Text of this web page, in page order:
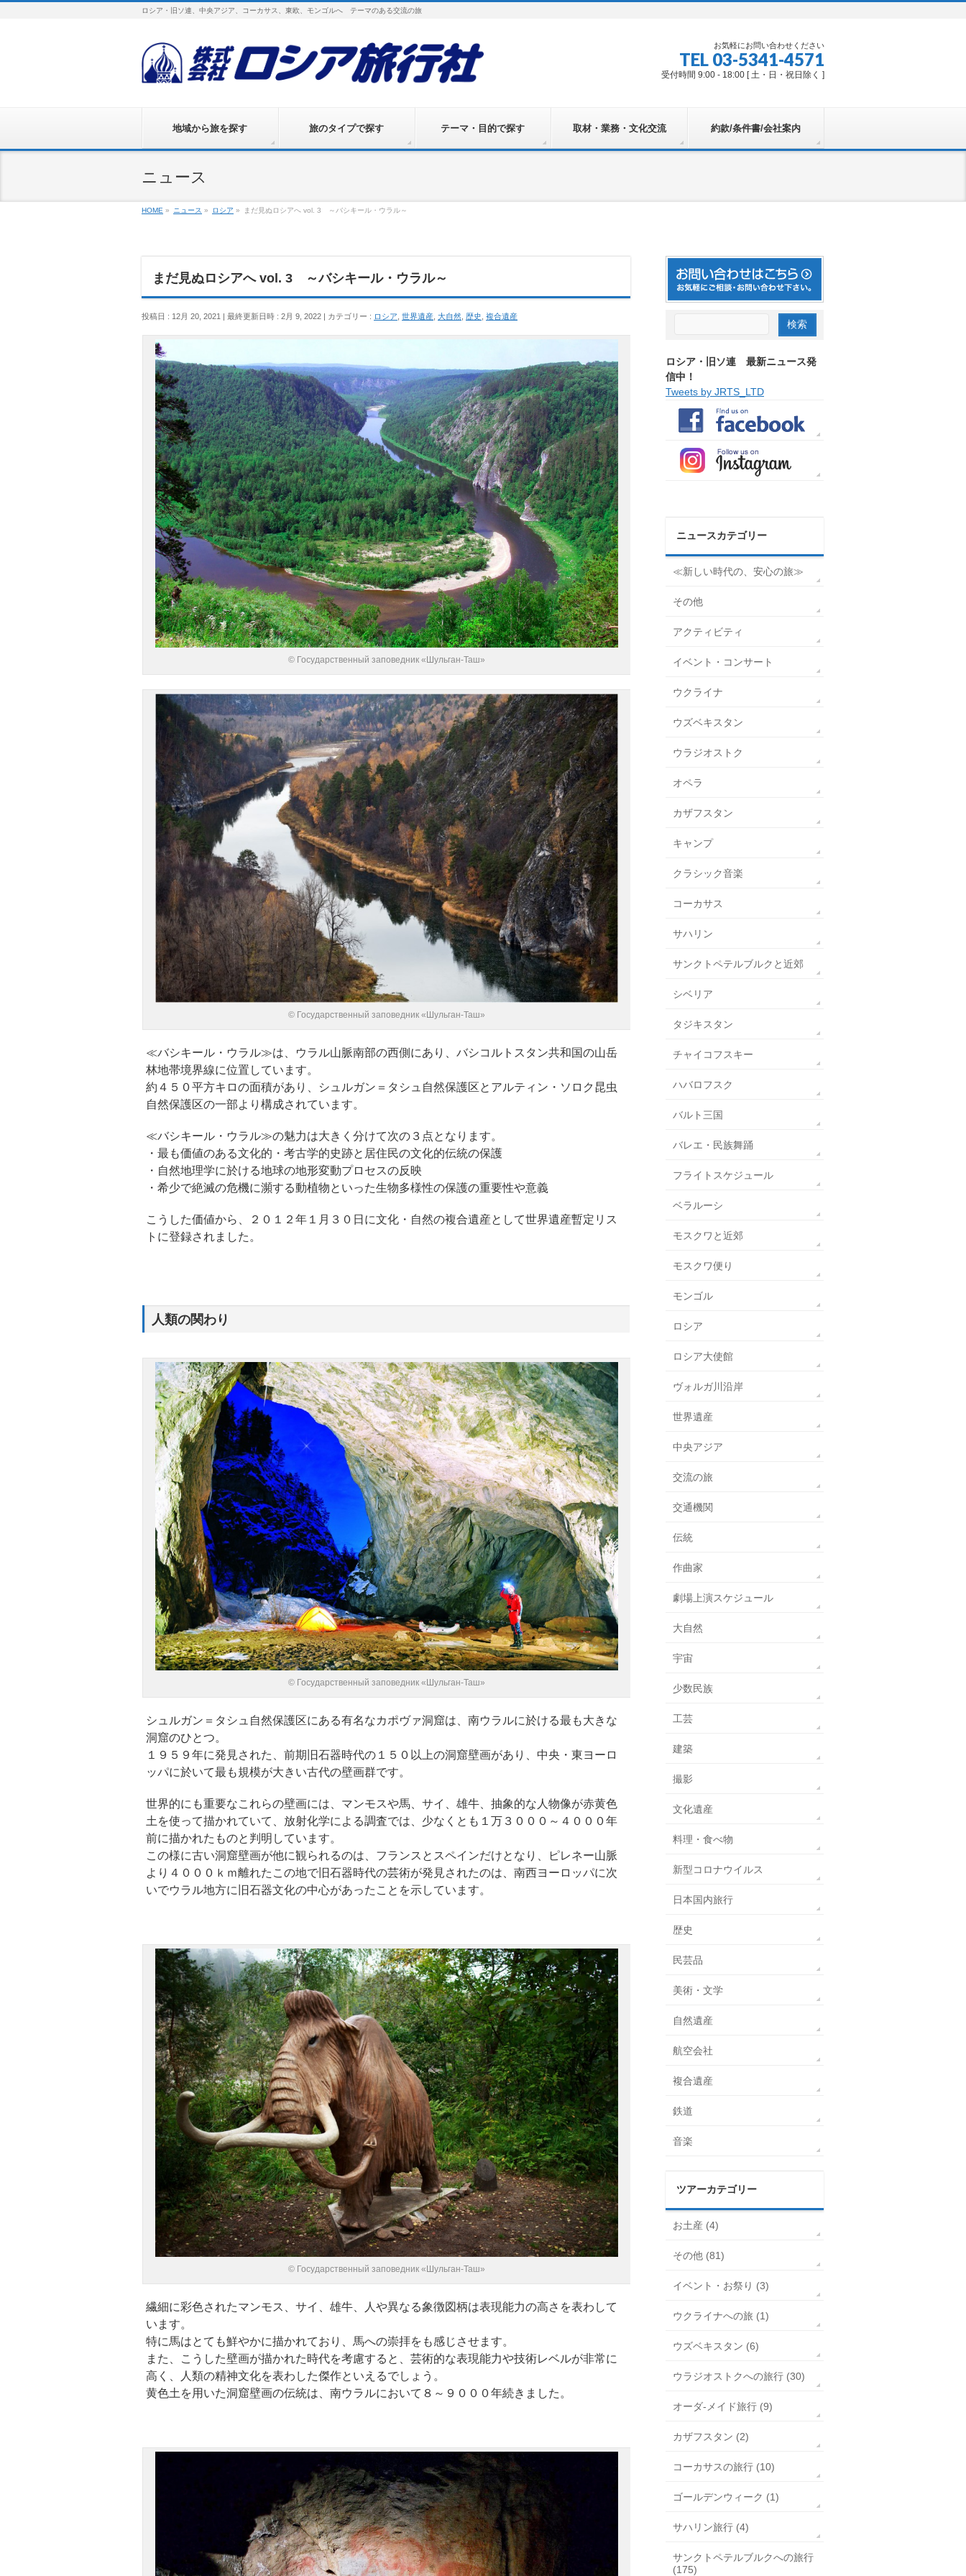
ロシア・旧ソ連、中央アジア、コーカサス、東欧、モンゴルへ テーマのある交流の旅
お気軽にお問い合わせください
TEL 03-5341-4571
受付時間 9:00 - 18:00 [ 土・日・祝日除く ]
地域から旅を探す 旅のタイプで探す テーマ・目的で探す 取材・業務・文化交流 約款/条件書/会社案内
ニュース
HOME » ニュース » ロシア » まだ見ぬロシアへ vol. 3 ～バシキール・ウラル～
まだ見ぬロシアへ vol. 3 ～バシキール・ウラル～
投稿日 : 12月 20, 2021 最終更新日時 : 2月 9, 2022 カテゴリー : ロシア 世界遺産 大自然 歴史 複合遺産
© Государственный заповедник «Шульган-Таш»
© Государственный заповедник «Шульган-Таш»
≪バシキール・ウラル≫は、ウラル山脈南部の西側にあり、バシコルトスタン共和国の山岳
林地帯境界線に位置しています。
約４５０平方キロの面積があり、シュルガン＝タシュ自然保護区とアルティン・ソロク昆虫
自然保護区の一部より構成されています。
≪バシキール・ウラル≫の魅力は大きく分けて次の３点となります。
・最も価値のある文化的・考古学的史跡と居住民の文化的伝統の保護
・自然地理学に於ける地球の地形変動プロセスの反映
・希少で絶滅の危機に瀕する動植物といった生物多様性の保護の重要性や意義
こうした価値から、２０１２年１月３０日に文化・自然の複合遺産として世界遺産暫定リス
トに登録されました。
人類の関わり
© Государственный заповедник «Шульган-Таш»
シュルガン＝タシュ自然保護区にある有名なカポヴァ洞窟は、南ウラルに於ける最も大きな
洞窟のひとつ。
１９５９年に発見された、前期旧石器時代の１５０以上の洞窟壁画があり、中央・東ヨーロ
ッパに於いて最も規模が大きい古代の壁画群です。
世界的にも重要なこれらの壁画には、マンモスや馬、サイ、雄牛、抽象的な人物像が赤黄色
土を使って描かれていて、放射化学による調査では、少なくとも１万３０００～４０００年
前に描かれたものと判明しています。
この様に古い洞窟壁画が他に観られるのは、フランスとスペインだけとなり、ピレネー山脈
より４０００ｋｍ離れたこの地で旧石器時代の芸術が発見されたのは、南西ヨーロッパに次
いでウラル地方に旧石器文化の中心があったことを示しています。
© Государственный заповедник «Шульган-Таш»
繊細に彩色されたマンモス、サイ、雄牛、人や異なる象徴図柄は表現能力の高さを表わして
います。
特に馬はとても鮮やかに描かれており、馬への崇拝をも感じさせます。
また、こうした壁画が描かれた時代を考慮すると、芸術的な表現能力や技術レベルが非常に
高く、人類の精神文化を表わした傑作といえるでしょう。
黄色土を用いた洞窟壁画の伝統は、南ウラルにおいて８～９０００年続きました。
ロシア・旧ソ連 最新ニュース発
信中！
Tweets by JRTS_LTD
ニュースカテゴリー
≪新しい時代の、安心の旅≫
その他
アクティビティ
イベント・コンサート
ウクライナ
ウズベキスタン
ウラジオストク
オペラ
カザフスタン
キャンプ
クラシック音楽
コーカサス
サハリン
サンクトペテルブルクと近郊
シベリア
タジキスタン
チャイコフスキー
ハバロフスク
バルト三国
バレエ・民族舞踊
フライトスケジュール
ベラルーシ
モスクワと近郊
モスクワ便り
モンゴル
ロシア
ロシア大使館
ヴォルガ川沿岸
世界遺産
中央アジア
交流の旅
交通機関
伝統
作曲家
劇場上演スケジュール
大自然
宇宙
少数民族
工芸
建築
撮影
文化遺産
料理・食べ物
新型コロナウイルス
日本国内旅行
歴史
民芸品
美術・文学
自然遺産
航空会社
複合遺産
鉄道
音楽
ツアーカテゴリー
お土産 (4)
その他 (81)
イベント・お祭り (3)
ウクライナへの旅 (1)
ウズベキスタン (6)
ウラジオストクへの旅行 (30)
オーダ-メイド旅行 (9)
カザフスタン (2)
コーカサスの旅行 (10)
ゴールデンウィーク (1)
サハリン旅行 (4)
サンクトペテルブルクへの旅行
(175)